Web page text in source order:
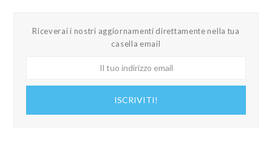
Riceverai i nostri aggiornamenti direttamente nella tua
casella email
ISCRIVITI!